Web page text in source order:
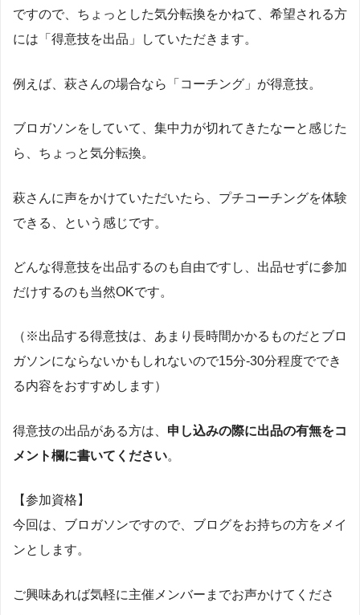
ですので、ちょっとした気分転換をかねて、希望される方
には「得意技を出品」していただきます。
例えば、萩さんの場合なら「コーチング」が得意技。
ブロガソンをしていて、集中力が切れてきたなーと感じた
ら、ちょっと気分転換。
萩さんに声をかけていただいたら、プチコーチングを体験
できる、という感じです。
どんな得意技を出品するのも自由ですし、出品せずに参加
だけするのも当然OKです。
（※出品する得意技は、あまり長時間かかるものだとブロ
ガソンにならないかもしれないので15分-30分程度ででき
る内容をおすすめします）
得意技の出品がある方は、 申し込みの際に出品の有無をコ
メント欄に書いてください。
【参加資格】
今回は、ブロガソンですので、ブログをお持ちの方をメイ
ンとします。
ご興味あれば気軽に主催メンバーまでお声かけてくださ